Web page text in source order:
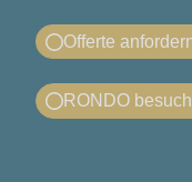
Offerte
Sie wünschen ein
RONDO